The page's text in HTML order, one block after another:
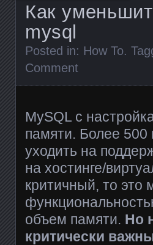
Как
mysql
Posted in: How To.
Comment
MySQL с
памяти. Более 500
уходить на
на хостинге/
критичный, то это
объем памяти. Но
критически